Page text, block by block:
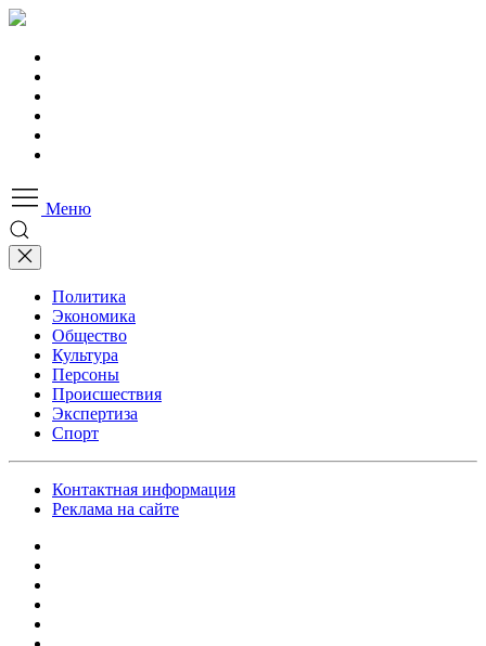
Меню
Политика
Экономика
Общество
Культура
Персоны
Происшествия
Экспертиза
Спорт
Контактная информация
Реклама на сайте